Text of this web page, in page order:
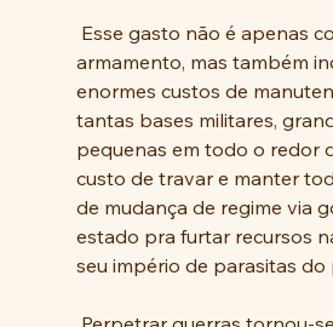
armamento, mas também
enormes custos de
tantas bases militares,
pequenas em todo o redor
custo de travar e manter
de mudança de regime via
estado pra furtar recursos
seu império de parasitas do